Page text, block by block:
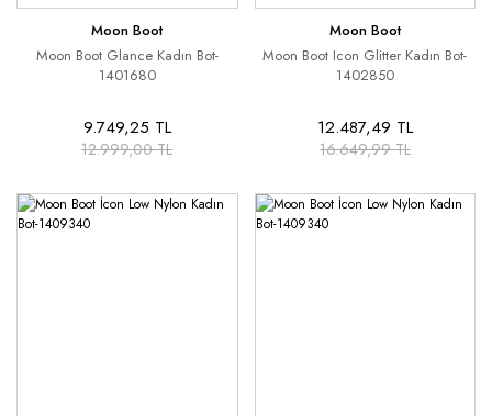
Moon Boot
Moon Boot Glance Kadın Bot-
1401680
9.749,25 TL
12.999,00 TL
Moon Boot
Moon Boot Icon Glitter Kadın Bot-
1402850
12.487,49 TL
16.649,99 TL